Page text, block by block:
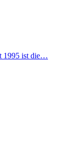
1995 ist die…